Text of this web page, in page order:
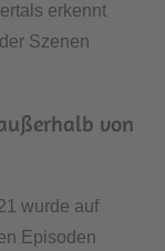
erkennt
Szenen
von
wurde auf
Episoden